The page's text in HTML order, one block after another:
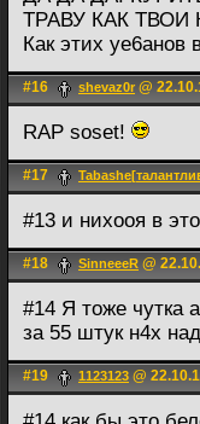
ТРАВУ КАК
Как этих
#16 shevaz0r @
RAP soset!
#17
#13 и нихооя в
#18 SinneeeR @
#14 Я тоже чутка
за 55 штук н4х
#19 1123123 @